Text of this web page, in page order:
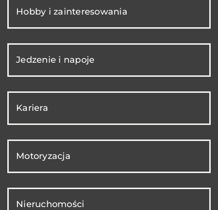
Hobby i zainteresowania
Jedzenie i napoje
Kariera
Motoryzacja
Nieruchomości